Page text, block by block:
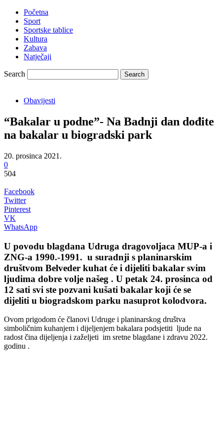
Početna
Sport
Sportske tablice
Kultura
Zabava
Natječaji
Search
Obavijesti
“Bakalar u podne”- Na Badnji dan dođite
na bakalar u biogradski park
20. prosinca 2021.
0
504
Facebook
Twitter
Pinterest
VK
WhatsApp
U povodu blagdana Udruga dragovoljaca MUP-a i
ZNG-a 1990.-1991. u suradnji s planinarskim
društvom Belveder kuhat će i dijeliti bakalar svim
ljudima dobre volje našeg . U petak 24. prosinca od
12 sati svi ste pozvani kušati bakalar koji će se
dijeliti u biogradskom parku nasuprot kolodvora.
Ovom prigodom će članovi Udruge i planinarskog društva
simboličnim kuhanjem i dijeljenjem bakalara podsjetiti ljude na
radost čina dijeljenja i zaželjeti im sretne blagdane i zdravu 2022.
godinu .